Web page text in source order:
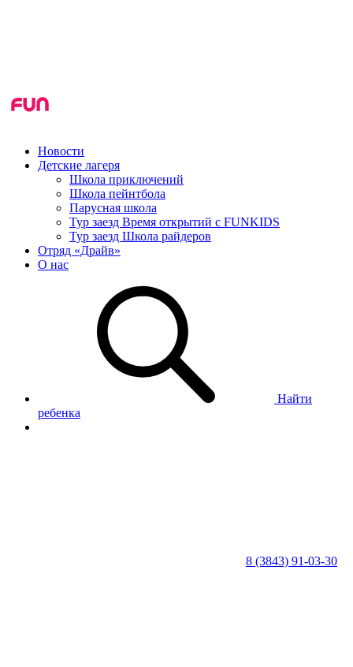
Новости
Детские лагеря
Школа приключений
Школа пейнтбола
Парусная школа
Тур заезд Время открытий с FUNKIDS
Тур заезд Школа райдеров
Отряд «Драйв»
О нас
Найти
ребенка
8 (3843) 91-03-30